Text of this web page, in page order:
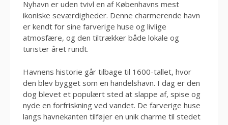
Nyhavn er uden tvivl en af Københavns mest
ikoniske seværdigheder. Denne charmerende havn
er kendt for sine farverige huse og livlige
atmosfære, og den tiltrækker både lokale og
turister året rundt.
Havnens historie går tilbage til 1600-tallet, hvor
den blev bygget som en handelshavn. I dag er den
dog blevet et populært sted at slappe af, spise og
nyde en forfriskning ved vandet. De farverige huse
langs havnekanten tilføjer en unik charme til stedet